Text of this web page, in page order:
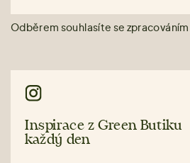
Odběrem souhlasíte se zpracováním
Inspirace z Green Butiku
každý den